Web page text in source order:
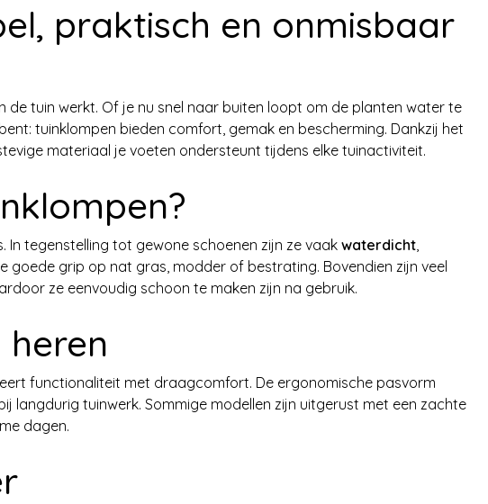
praktisch en onmisbaar
de tuin werkt. Of je nu snel naar buiten loopt om de planten water te
tuinklompen bieden comfort, gemak en bescherming. Dankzij het
materiaal je voeten ondersteunt tijdens elke tuinactiviteit.
tegenstelling tot gewone schoenen zijn ze vaakwaterdicht
goede grip op nat gras, modder of bestrating. Bovendien zijn veel
ze eenvoudig schoon te maken zijn na gebruik.
functionaliteit met draagcomfort. De ergonomische pasvorm
langdurig tuinwerk. Sommige modellen zijn uitgerust met een zachte
dagen.